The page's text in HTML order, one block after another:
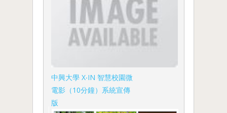
中興大學 X‧IN 智慧校園微
電影（10分鐘）系統宣傳
版